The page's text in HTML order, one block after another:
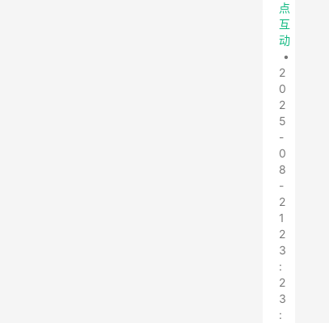
点
互
动
•
2
0
2
5
-
0
8
-
2
1
2
3
:
2
3
: